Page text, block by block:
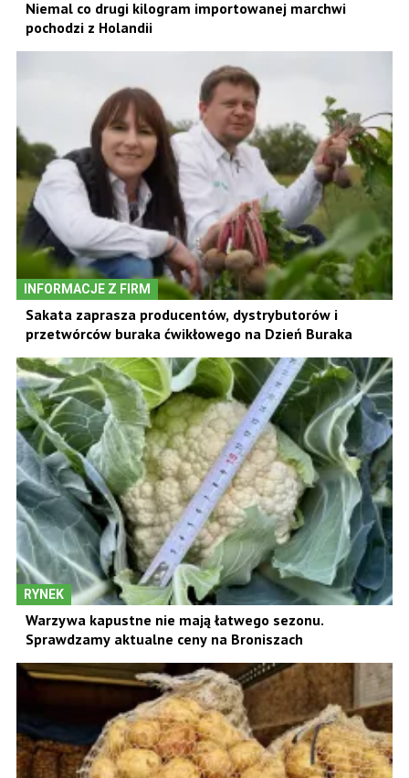
Niemal co drugi kilogram importowanej marchwi
pochodzi z Holandii
INFORMACJE Z FIRM
Sakata zaprasza producentów, dystrybutorów i
przetwórców buraka ćwikłowego na Dzień Buraka
RYNEK
Warzywa kapustne nie mają łatwego sezonu.
Sprawdzamy aktualne ceny na Broniszach